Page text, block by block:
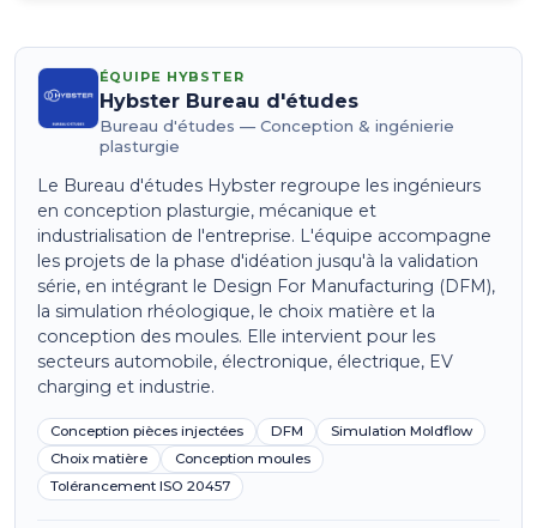
ÉQUIPE HYBSTER
Hybster Bureau d'études
Bureau d'études — Conception & ingénierie
plasturgie
Le Bureau d'études Hybster regroupe les ingénieurs
en conception plasturgie, mécanique et
industrialisation de l'entreprise. L'équipe accompagne
les projets de la phase d'idéation jusqu'à la validation
série, en intégrant le Design For Manufacturing (DFM),
la simulation rhéologique, le choix matière et la
conception des moules. Elle intervient pour les
secteurs automobile, électronique, électrique, EV
charging et industrie.
Conception pièces injectées DFM
Simulation Moldflow
Choix matière
Conception moules
Tolérancement ISO 20457